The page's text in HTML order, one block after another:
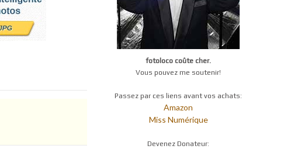
fotoloco coûte cher.
Vous pouvez me soutenir!
Passez par ces liens avant vos achats:
Amazon
Miss Numérique
Devenez Donateur: